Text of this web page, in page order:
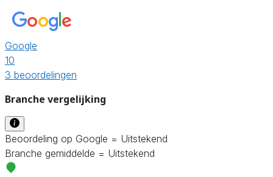
Google
10
3 beoordelingen
Branche vergelijking
Beoordeling op Google = Uitstekend
Branche gemiddelde = Uitstekend